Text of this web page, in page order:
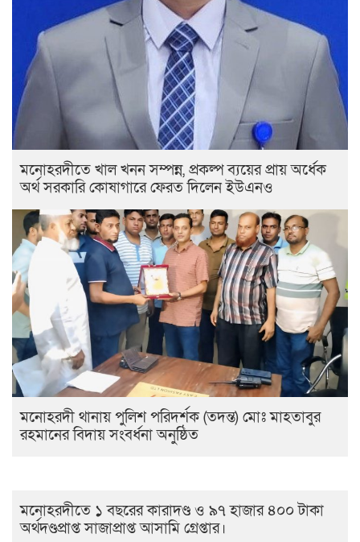
মনোহরদীতে খাল খনন সম্পন্ন, প্রকল্প ব্যয়ের প্রায় অর্ধেক
অর্থ সরকারি কোষাগারে ফেরত দিলেন ইউএনও
মনোহরদী থানায় পুলিশ পরিদর্শক (তদন্ত) মোঃ মাহতাবুর
রহমানের বিদায় সংবর্ধনা অনুষ্ঠিত
মনোহরদীতে ১ বছরের কারাদণ্ড ও ৯৭ হাজার ৪০০ টাকা
অর্থদণ্ডপ্রাপ্ত সাজাপ্রাপ্ত আসামি গ্রেপ্তার।